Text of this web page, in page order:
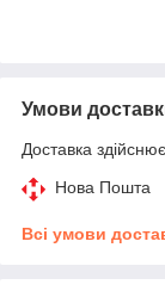
Умови
Доставка
Нова Пошта
Всі умови